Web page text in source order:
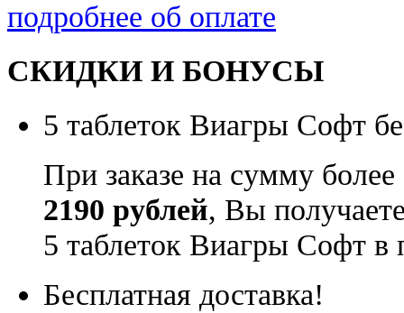
подробнее об оплате
СКИДКИ И БОНУСЫ
5 таблеток Виагры Софт
При заказе на сумму более
2190 рублей, Вы
5 таблеток Виагры Софт в
Бесплатная доставка!